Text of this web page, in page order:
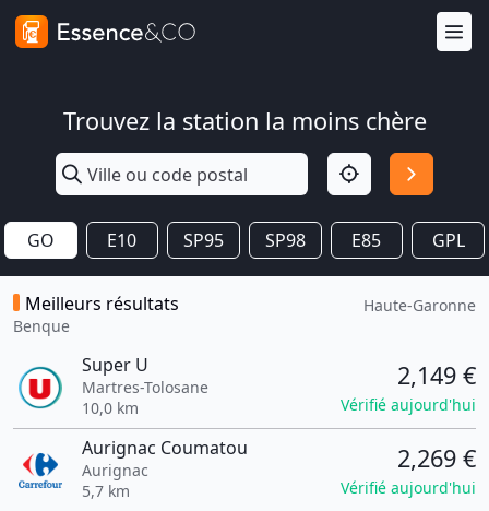
Trouvez la station la moins chère
GO E10 SP95 SP98 E85 GPL
Meilleurs résultats
Benque
Haute-Garonne
Super U
Martres-Tolosane
10,0 km
2,149 €
Vérifié aujourd'hui
Aurignac Coumatou
Aurignac
5,7 km
2,269 €
Vérifié aujourd'hui